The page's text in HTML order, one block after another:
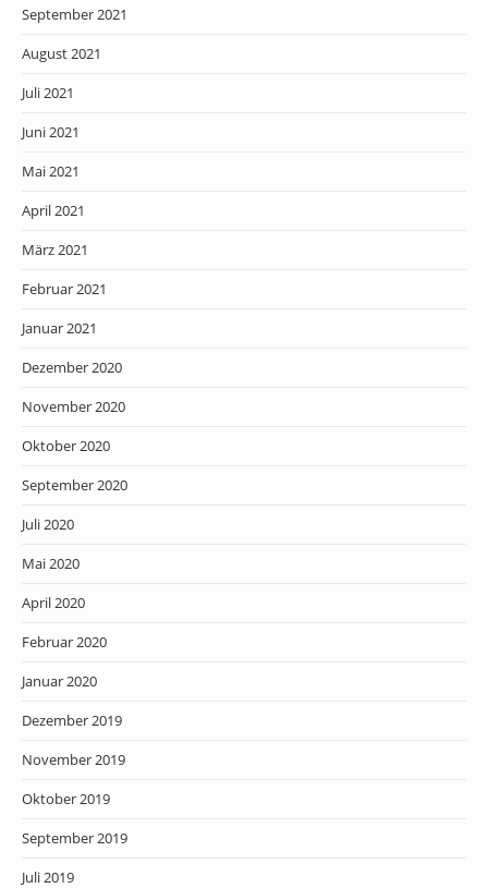
September 2021
August 2021
Juli 2021
Juni 2021
Mai 2021
April 2021
März 2021
Februar 2021
Januar 2021
Dezember 2020
November 2020
Oktober 2020
September 2020
Juli 2020
Mai 2020
April 2020
Februar 2020
Januar 2020
Dezember 2019
November 2019
Oktober 2019
September 2019
Juli 2019